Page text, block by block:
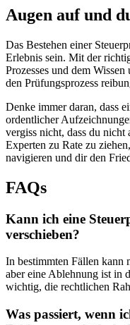
Augen auf und
Das Bestehen einer
Erlebnis sein. Mit der
Prozesses und dem
den Prüfungsprozess
Denke immer daran, dass
ordentlicher
vergiss nicht, dass du
Experten zu Rate zu
navigieren und dir den
FAQs
Kann ich eine
verschieben?
In bestimmten Fällen kann
aber eine Ablehnung ist in
wichtig, die rechtlichen
Was passiert, wenn